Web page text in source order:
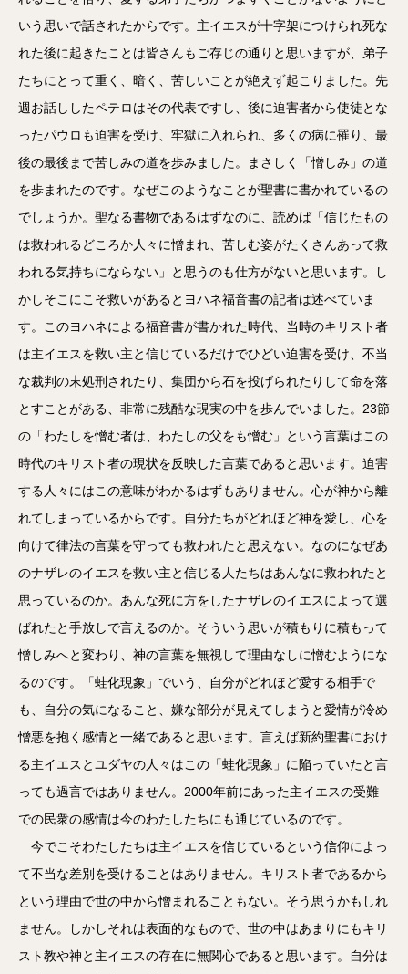
いう思いで話されたからです。主イエスが十字架につけられ死な
れた後に起きたことは皆さんもご存じの通りと思いますが、弟子
たちにとって重く、暗く、苦しいことが絶えず起こりました。先
週お話ししたペテロはその代表ですし、後に迫害者から使徒とな
ったパウロも迫害を受け、牢獄に入れられ、多くの病に罹り、最
後の最後まで苦しみの道を歩みました。まさしく「憎しみ」の道
を歩まれたのです。なぜこのようなことが聖書に書かれているの
でしょうか。聖なる書物であるはずなのに、読めば「信じたもの
は救われるどころか人々に憎まれ、苦しむ姿がたくさんあって救
われる気持ちにならない」と思うのも仕方がないと思います。し
かしそこにこそ救いがあるとヨハネ福音書の記者は述べていま
す。このヨハネによる福音書が書かれた時代、当時のキリスト者
は主イエスを救い主と信じているだけでひどい迫害を受け、不当
な裁判の末処刑されたり、集団から石を投げられたりして命を落
とすことがある、非常に残酷な現実の中を歩んでいました。23節
の「わたしを憎む者は、わたしの父をも憎む」という言葉はこの
時代のキリスト者の現状を反映した言葉であると思います。迫害
する人々にはこの意味がわかるはずもありません。心が神から離
れてしまっているからです。自分たちがどれほど神を愛し、心を
向けて律法の言葉を守っても救われたと思えない。なのになぜあ
のナザレのイエスを救い主と信じる人たちはあんなに救われたと
思っているのか。あんな死に方をしたナザレのイエスによって選
ばれたと手放しで言えるのか。そういう思いが積もりに積もって
憎しみへと変わり、神の言葉を無視して理由なしに憎むようにな
るのです。「蛙化現象」でいう、自分がどれほど愛する相手で
も、自分の気になること、嫌な部分が見えてしまうと愛情が冷め
憎悪を抱く感情と一緒であると思います。言えば新約聖書におけ
る主イエスとユダヤの人々はこの「蛙化現象」に陥っていたと言
っても過言ではありません。2000年前にあった主イエスの受難
での民衆の感情は今のわたしたちにも通じているのです。
今でこそわたしたちは主イエスを信じているという信仰によっ
て不当な差別を受けることはありません。キリスト者であるから
という理由で世の中から憎まれることもない。そう思うかもしれ
ません。しかしそれは表面的なもので、世の中はあまりにもキリ
スト教や神と主イエスの存在に無関心であると思います。自分は